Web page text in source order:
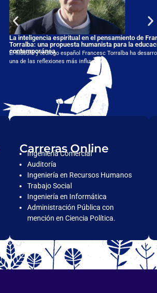
La inteligencia espiritual en el pensamiento de
Torralba: una propuesta humanista para la
contemporánea
El filósofo y teólogo español Francesc Torralba ha
una de las reflexiones más influyentes
Carreras Online
Ingeniería Comercial
Auditoría
Ingeniería en Recursos Humanos
Trabajo Social
Ingeniería en Informática
Administración Pública con
mención en Ciencia Política.